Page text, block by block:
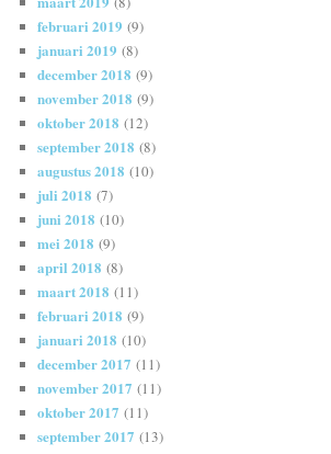
februari 2019 (9)
januari 2019 (8)
december 2018 (9)
november 2018 (9)
oktober 2018 (12)
september 2018 (8)
augustus 2018 (10)
juli 2018 (7)
juni 2018 (10)
mei 2018 (9)
april 2018 (8)
maart 2018 (11)
februari 2018 (9)
januari 2018 (10)
december 2017 (11)
november 2017 (11)
oktober 2017 (11)
september 2017 (13)